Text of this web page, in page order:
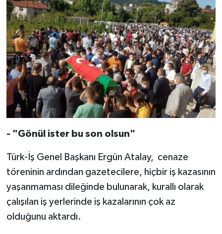
- "Gönül ister bu son olsun"
Türk-İş Genel Başkanı Ergün Atalay, cenaze
töreninin ardından gazetecilere, hiçbir iş kazasının
yaşanmaması dileğinde bulunarak, kurallı olarak
çalışılan iş yerlerinde iş kazalarının çok az
olduğunu aktardı.